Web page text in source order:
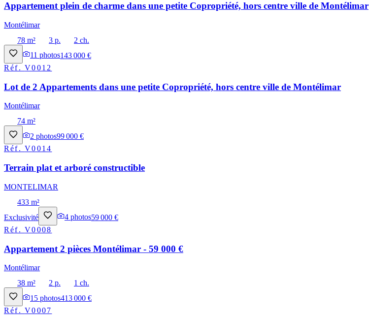
Appartement plein de charme dans une petite Copropriété, hors centre ville de Montélimar
Montélimar
78 m²
3 p.
2 ch.
11 photos143 000 €
Réf.V0012
Lot de 2 Appartements dans une petite Copropriété, hors centre ville de Montélimar
Montélimar
74 m²
2 photos99 000 €
Réf.V0014
Terrain plat et arboré constructible
MONTELIMAR
433 m²
Exclusivité
4 photos59 000 €
Réf.V0008
Appartement 2 pièces Montélimar - 59 000 €
Montélimar
38 m²
2 p.
1 ch.
15 photos413 000 €
Réf.V0007